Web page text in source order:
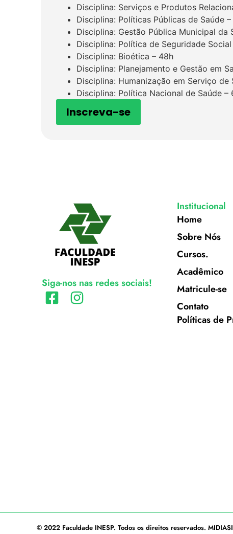
Disciplina: Serviços e Produtos
Disciplina: Políticas Públicas de Saúde
Disciplina: Gestão Pública Municipal da
Disciplina: Política de Seguridade
Disciplina: Bioética – 48h
Disciplina: Planejamento e Gestão em
Disciplina: Humanização em Serviço de
Disciplina: Política Nacional de Saúde –
Inscreva-se
Siga-nos nas redes sociais!
Institucional
Home
Sobre Nós
Cursos.
Acadêmico
Matricule-se
Contato
Políticas de
© 2022 Faculdade INESP. Todos os direitos reservados.